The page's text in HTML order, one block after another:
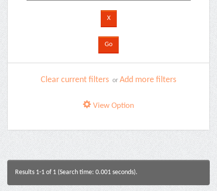
Clear current filters or Add more filters
View Option
Results 1-1 of 1 (Search time: 0.001 seconds).